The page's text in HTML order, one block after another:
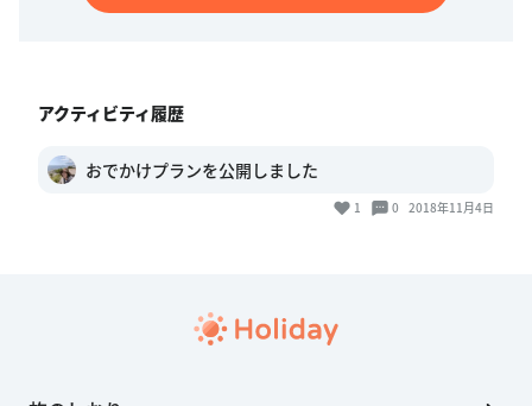
アクティビティ履歴
おでかけプランを公開しました
1 0 2018年11月4日